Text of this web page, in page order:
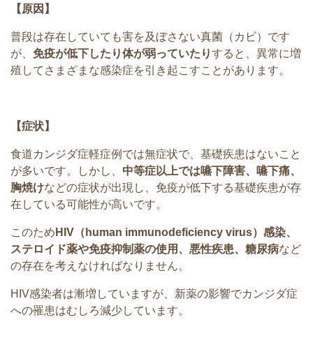
【原因】
普段は存在していても害を及ぼさない真菌（カビ）です
が、 免疫が低下したり体が弱っていたりすると、異常に増
殖してさまざまな感染症を引き起こすことがあります。
【症状】
食道カンジダ症軽症例では無症状で、基礎疾患はないこと
が多いです。しかし、 中等症以上では嚥下障害、嚥下痛、
胸焼けなどの症状が出現し、免疫が低下する基礎疾患が存
在している可能性が高いです。
このため HIV（human immunodeficiency virus）感染、
ステロイド薬や免疫抑制薬の使用、悪性疾患、糖尿病など
の存在を考えなければなりません。
HIV感染者は漸増していますが、新薬の影響でカンジダ症
への罹患はむしろ減少しています。